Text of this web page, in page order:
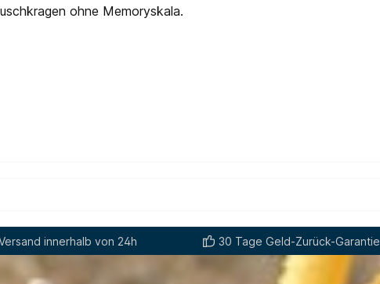
ohne Memoryskala.
innerhalb von 24h 30 Tage Geld-Zurück-Garantie